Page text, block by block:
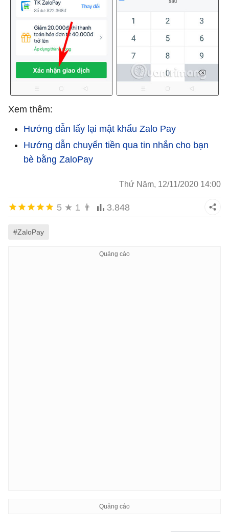
Xem thêm:
Hướng dẫn lấy lại mật khẩu Zalo Pay
Hướng dẫn chuyển tiền qua tin nhắn cho bạn
bè bằng ZaloPay
Thứ Năm, 12/11/2020 14:00
5 ★ 1 👨 3.848
#ZaloPay